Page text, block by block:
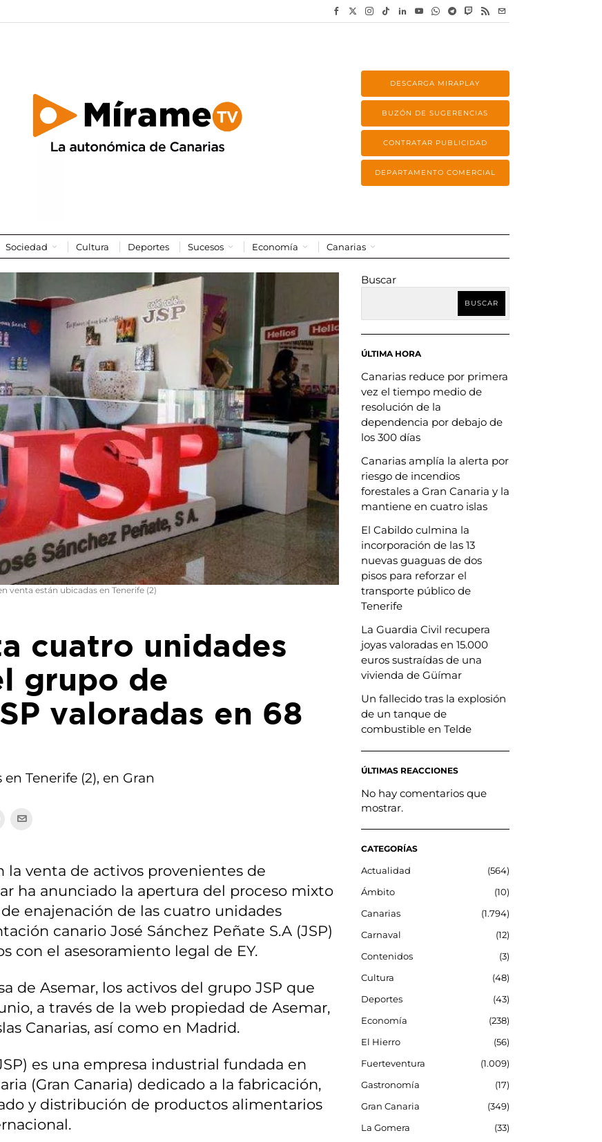
DESCARGA MIRAPLAY
BUZÓN DE SUGERENCIAS
CONTRATAR PUBLICIDAD
DEPARTAMENTO COMERCIAL
Sociedad Cultura Deportes Sucesos Economía Canarias
venta están ubicadas en Tenerife (2)
cuatro unidades
grupo de
valoradas en 68
Tenerife (2), en Gran
la venta de activos provenientes de
ha anunciado la apertura del proceso mixto
enajenación de las cuatro unidades
canario José Sánchez Peñate S.A (JSP)
con el asesoramiento legal de EY.
de Asemar, los activos del grupo JSP que
a través de la web propiedad de Asemar,
Canarias, así como en Madrid.
es una empresa industrial fundada en
(Gran Canaria) dedicado a la fabricación,
y distribución de productos alimentarios
Buscar
BUSCAR
ÚLTIMA HORA
Canarias reduce por primera
vez el tiempo medio de
resolución de la
dependencia por debajo de
los 300 días
Canarias amplía la alerta por
riesgo de incendios
forestales a Gran Canaria y la
mantiene en cuatro islas
El Cabildo culmina la
incorporación de las 13
nuevas guaguas de dos
pisos para reforzar el
transporte público de
Tenerife
La Guardia Civil recupera
joyas valoradas en 15.000
euros sustraídas de una
vivienda de Güímar
Un fallecido tras la explosión
de un tanque de
combustible en Telde
ÚLTIMAS REACCIONES
No hay comentarios que
mostrar.
CATEGORÍAS
Actualidad
564
Ámbito
10
Canarias
1.794
Carnaval
12
Contenidos
3
Cultura
48
Deportes
43
Economía
238
El Hierro
56
Fuerteventura
1.009
Gastronomía
17
Gran Canaria
349
La Gomera
33